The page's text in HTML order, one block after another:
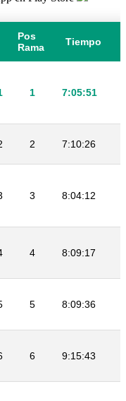
Pos
Rama
Tiempo
1 7:05:51
2 7:10:26
3 8:04:12
4 8:09:17
5 8:09:36
6 9:15:43